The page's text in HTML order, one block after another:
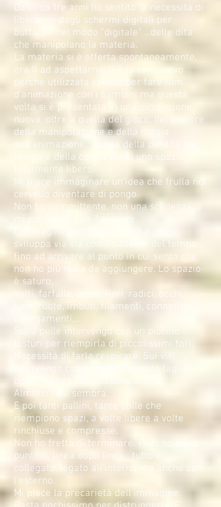
Da circa tre anni ho sentito la necessità di
liberarmi dagli schermi digitali per
buttarmi nel modo “digitale” ...delle dita
che manipolano la materia.
La materia si è offerta spontaneamente,
era lì ad aspettarmi. Già la conoscevo
perchè utilizzata spesso per fare film
d'animazione con i bambini ma questa
volta si è presentata in una dimensione
nuova, oltre a quella del gioco, del piacere
della manipolazione e della magia
dell'animazione, quella della perdita del
tempo e della conquista di uno spazio
totalmente libero.
Mi piace immaginare un'idea che frulla nel
cervello diventare di pongo.
Non ho committente, non una scadenza, e
mi confronto con il piacere.
L'immagine parte da un'idea e poi si
sviluppa via via con il passare del tempo
fino ad arrivare al punto in cui sento che
non ho più nulla da aggiungere. Lo spazio
è saturo,
Volti, farfalle, pesci, fiori, radici, occhi,
lune, ruote, imbuti, filamenti, connettori,
collegamenti,...
Sulla pelle intervengo con un piccolo
bisturi per riempirla di piccolissimi fori.
Necessità di farla respirare. Sui visi
intervengo con il bisturi facendo tagli,
buchi, senza che nessuno soffra.
Almeno così sembra.
E poi tanti pallini, tante bolle che
riempiono spazi, a volte libere a volte
rinchiuse e compresse.
Non ho fretta di terminare. Puntino dopo
puntino, linea dopo linea, tutto è
collegato, legato all'interno ma anche con
l'esterno.
Mi piace la precarietà dell'immagine.